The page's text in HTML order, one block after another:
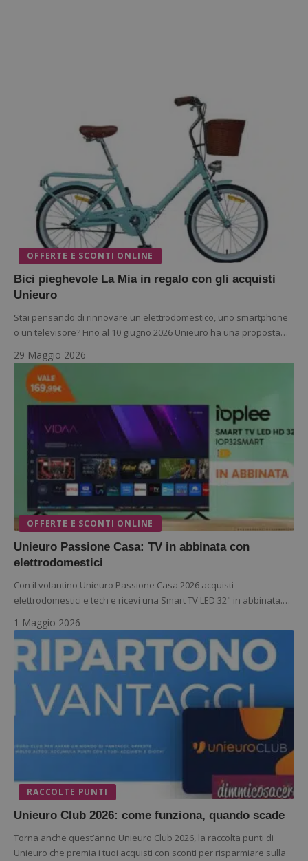
OFFERTE E SCONTI ONLINE
Bici pieghevole La Mia in regalo con gli acquisti
Unieuro
Stai pensando di rinnovare un elettrodomestico, uno smartphone
o un televisore? Fino al 10 giugno 2026 Unieuro ha una proposta…
29 Maggio 2026
OFFERTE E SCONTI ONLINE
Unieuro Passione Casa: TV in abbinata con
elettrodomestici
Con il volantino Unieuro Passione Casa 2026 acquisti
elettrodomestici e tech e ricevi una Smart TV LED 32" in abbinata.…
1 Maggio 2026
RACCOLTE PUNTI
Unieuro Club 2026: come funziona, quando scade
Torna anche quest’anno Unieuro Club 2026, la raccolta punti di
Unieuro che premia i tuoi acquisti con sconti per risparmiare sulla